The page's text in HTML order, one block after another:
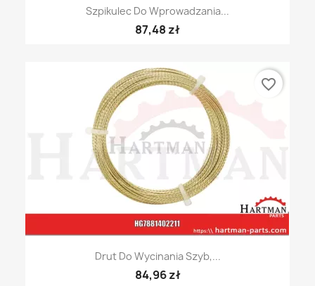
Szpikulec Do Wprowadzania...
87,48 zł
Drut Do Wycinania Szyb,...
84,96 zł
favorite_border